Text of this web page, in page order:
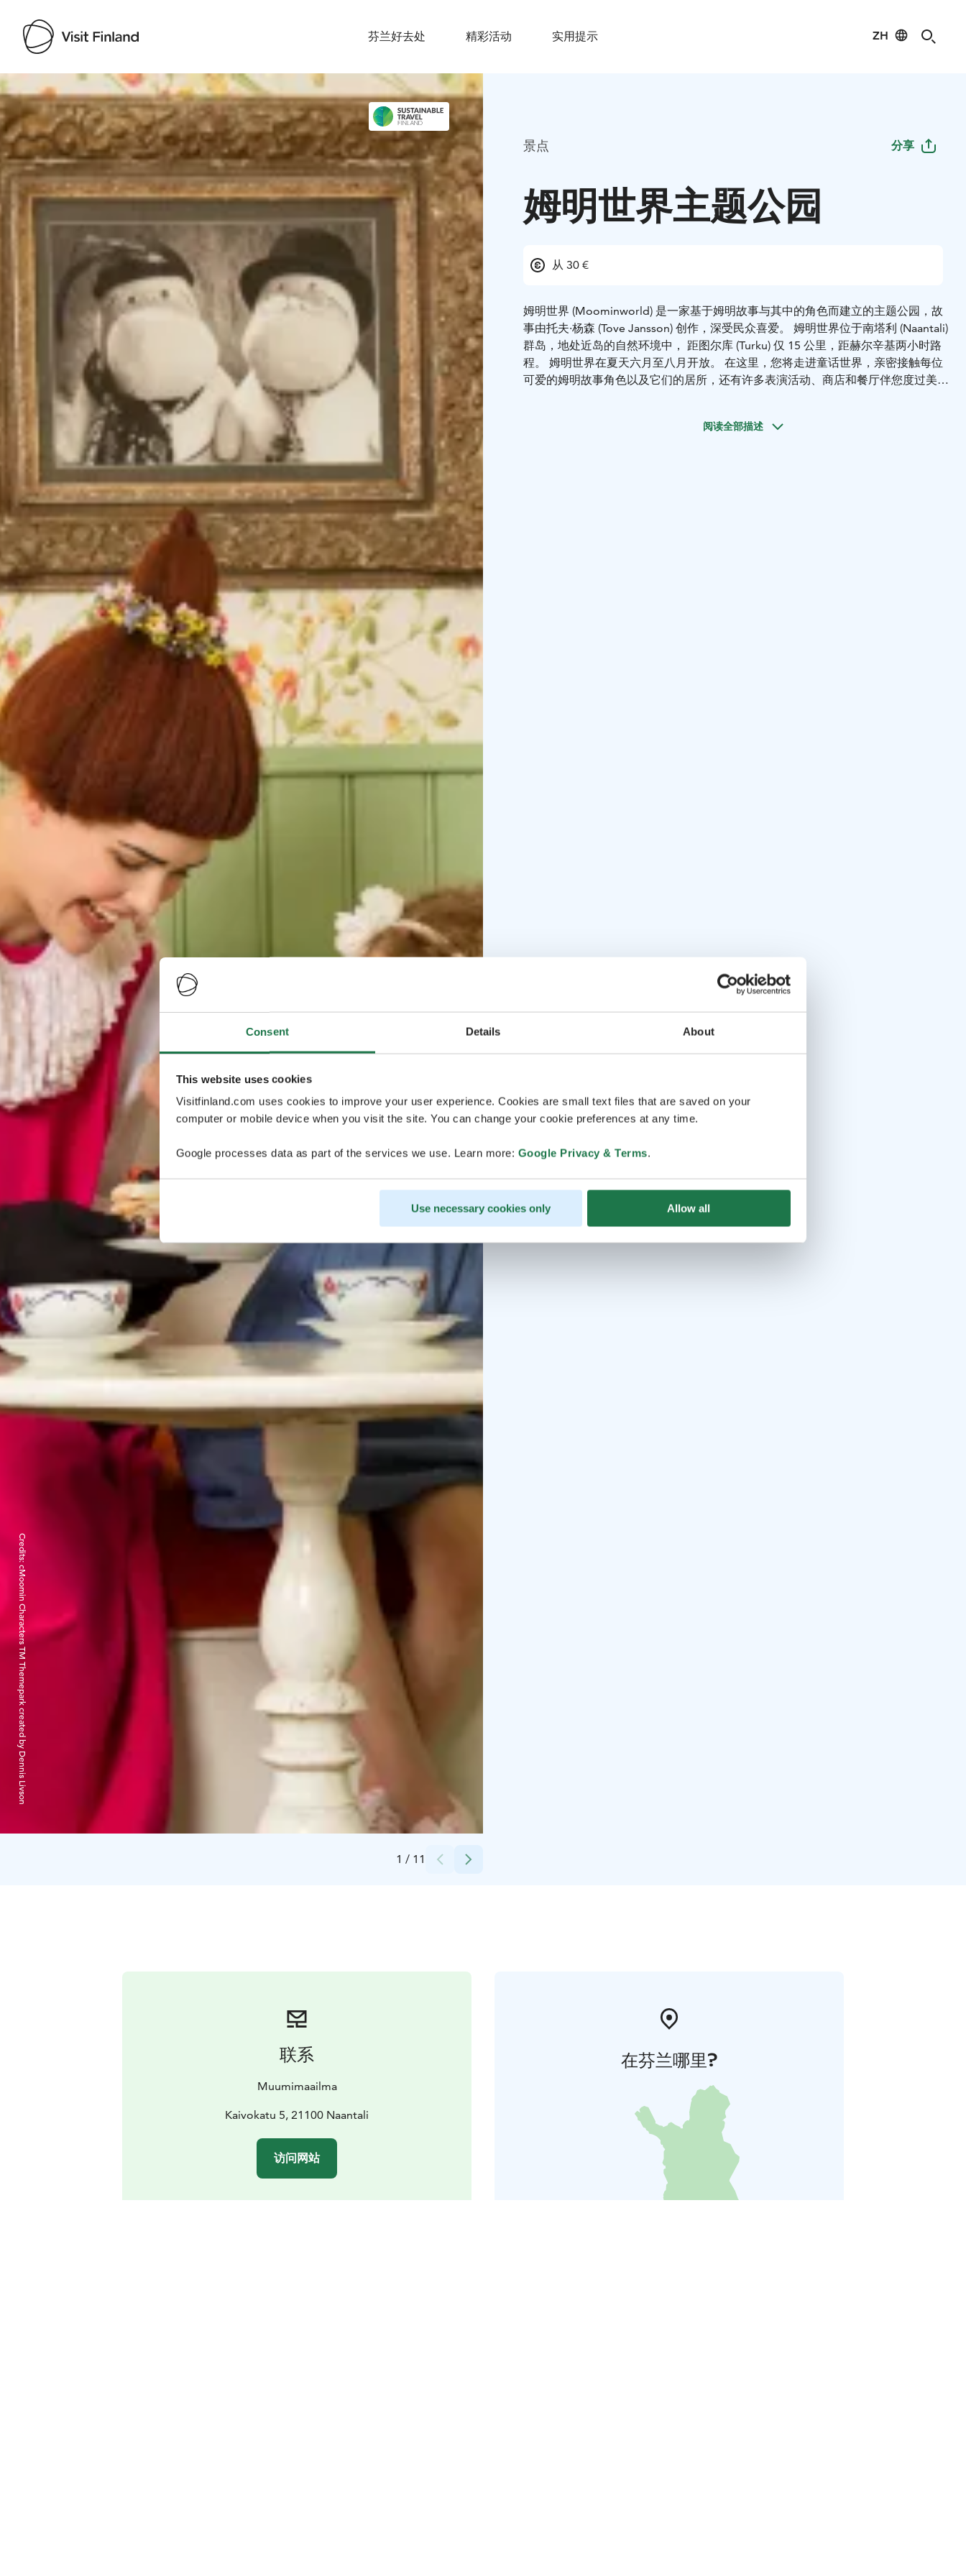
Consent Details About
This website uses cookies
Visitfinland.com uses cookies to improve your user experience. Cookies are small text files that are saved on your
computer or mobile device when you visit the site. You can change your cookie preferences at any time.
Google processes data as part of the services we use. Learn more: Google Privacy & Terms.
Use necessary cookies only Allow all
芬兰好去处 精彩活动 实用提示 ZH
Visit Finland
1 / 11
Credits:
cMoomin Characters TM Themepark created by Dennis Livson
景点 分享
姆明世界主题公园
从 30 €
姆明世界 (Moominworld) 是一家基于姆明故事与其中的角色而建立的主题公园，故
事由托夫·杨森 (Tove Jansson) 创作，深受民众喜爱。 姆明世界位于南塔利 (Naantali)
群岛，地处近岛的自然环境中， 距图尔库 (Turku) 仅 15 公里，距赫尔辛基两小时路
程。 姆明世界在夏天六月至八月开放。 在这里，您将走进童话世界，亲密接触每位
可爱的姆明故事角色以及它们的居所，还有许多表演活动、商店和餐厅伴您度过美好
阅读全部描述
联系
Muumimaailma
Kaivokatu 5, 21100 Naantali
访问网站
在芬兰哪里?